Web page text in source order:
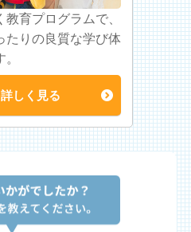
教育プログラムで、
たりの良質な学び体
しく見る